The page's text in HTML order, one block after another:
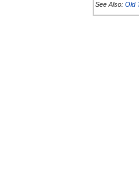
See Also: Old